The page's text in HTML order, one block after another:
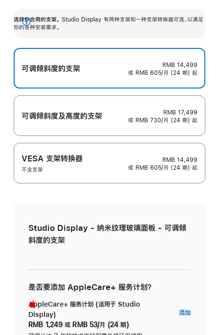
选择你合用的支架。 Studio Display 有两种支架和一种支架转换器可选，以满足
你的各种安装需求。
展
可调倾斜度的支架
RMB 14,499
或 RMB 605/月 (24 期) 起
可调倾斜度及高‍度的支‍架
RMB 17,499
或 RMB 730/月 (24 期) 起
VESA 支架转换器
不含支架
RMB 14,499
或 RMB 605/月 (24 期) 起
Studio Display - 纳米纹理玻璃面板 - 可调倾
斜度的支架
是否要添加 AppleCare+ 服务计划？
AppleCare+ 服务计划 (适用于 Studio
Display)
RMB 1,249 或 RMB 53/月 (24 期)
添加